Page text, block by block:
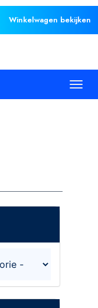
Winkelwagen bekijken